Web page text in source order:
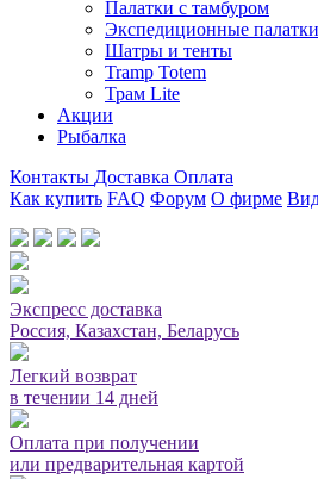
Палатки с тамбуром
Экспедиционные палатки
Шатры и тенты
Tramp Totem
Трам Lite
Акции
Рыбалка
Контакты Доставка Оплата
Как купить FAQ Форум О фирме
Экспресс доставка
Россия, Казахстан, Беларусь
Легкий возврат
в течении 14 дней
Оплата при получении
или предварительная картой